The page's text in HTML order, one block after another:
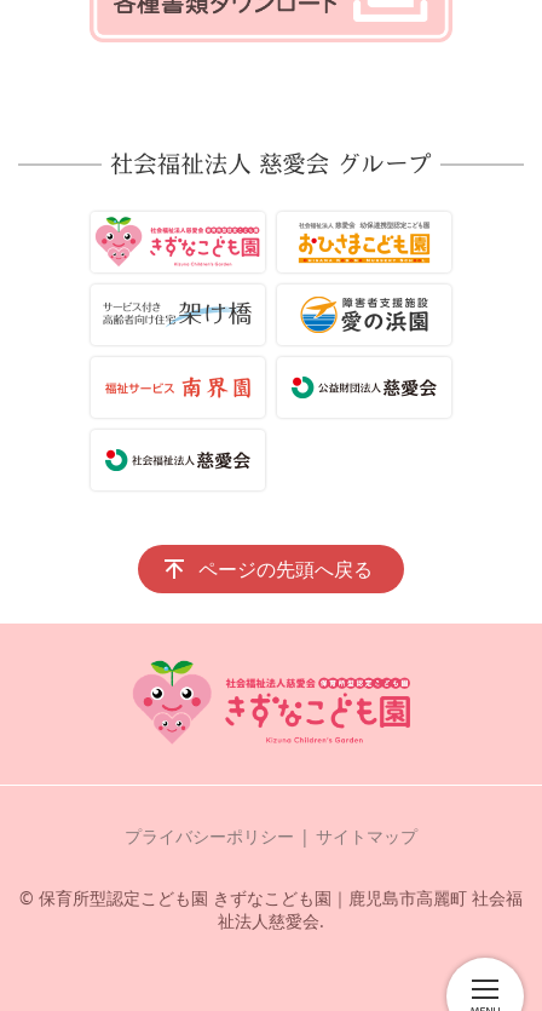
ページの先頭へ戻る
プライバシーポリシー サイトマップ
© 保育所型認定こども園 きずなこども園｜鹿児島市高麗町 社会福
祉法人慈愛会.